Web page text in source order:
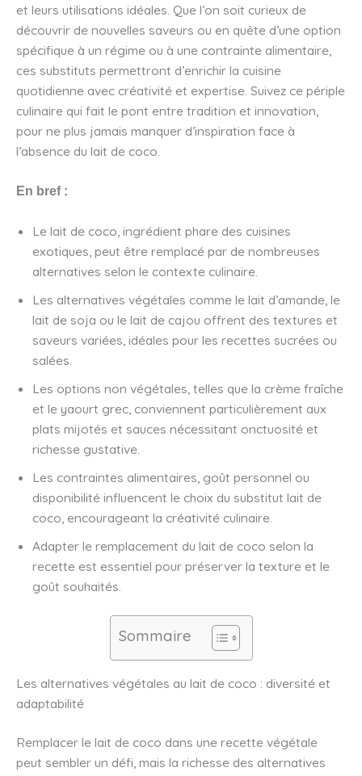
et leurs utilisations idéales. Que l’on soit curieux de
découvrir de nouvelles saveurs ou en quête d’une option
spécifique à un régime ou à une contrainte alimentaire,
ces substituts permettront d’enrichir la cuisine
quotidienne avec créativité et expertise. Suivez ce périple
culinaire qui fait le pont entre tradition et innovation,
pour ne plus jamais manquer d’inspiration face à
l’absence du lait de coco.
En bref :
Le lait de coco, ingrédient phare des cuisines
exotiques, peut être remplacé par de nombreuses
alternatives selon le contexte culinaire.
Les alternatives végétales comme le lait d’amande, le
lait de soja ou le lait de cajou offrent des textures et
saveurs variées, idéales pour les recettes sucrées ou
salées.
Les options non végétales, telles que la crème fraîche
et le yaourt grec, conviennent particulièrement aux
plats mijotés et sauces nécessitant onctuosité et
richesse gustative.
Les contraintes alimentaires, goût personnel ou
disponibilité influencent le choix du substitut lait de
coco, encourageant la créativité culinaire.
Adapter le remplacement du lait de coco selon la
recette est essentiel pour préserver la texture et le
goût souhaités.
Sommaire
Les alternatives végétales au lait de coco : diversité et
adaptabilité
Remplacer le lait de coco dans une recette végétale
peut sembler un défi, mais la richesse des alternatives